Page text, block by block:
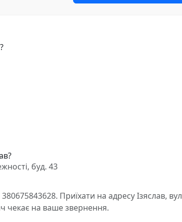
буд. 43
Приїхати на адресу Ізяслав,
чекає на ваше звернення.